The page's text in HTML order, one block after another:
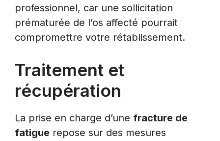
professionnel, car une sollicitation
prématurée de l’os affecté pourrait
compromettre votre rétablissement.
Traitement et
récupération
La prise en charge d’une fracture de
fatigue repose sur des mesures